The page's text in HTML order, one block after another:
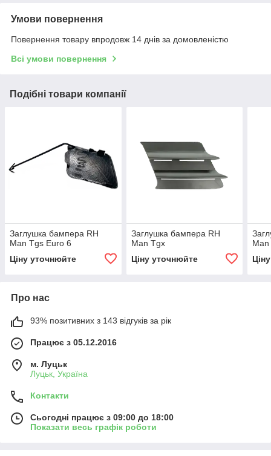
Умови повернення
Повернення товару впродовж 14 днів за домовленістю
Всі умови повернення
Подібні товари компанії
Заглушка бампера RH
Man Tgs Euro 6
Ціну уточнюйте
Заглушка бампера RH
Man Tgx
Ціну уточнюйте
Про нас
93% позитивних з 143 відгуків за рік
Працює з 05.12.2016
м. Луцьк
Луцьк, Україна
Контакти
Сьогодні працює з 09:00 до 18:00
Показати весь графік роботи